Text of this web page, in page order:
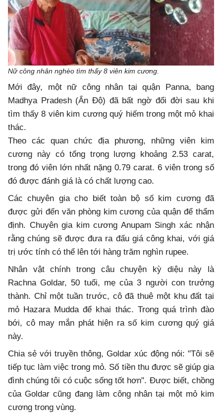
Nữ công nhân nghèo tìm thấy 8 viên kim cương.
Mới đây, một nữ công nhân tại quận Panna, bang
Madhya Pradesh (Ấn Độ) đã bất ngờ đổi đời sau khi
tìm thấy 8 viên kim cương quý hiếm trong một mỏ khai
thác.
Theo các quan chức địa phương, những viên kim
cương này có tổng trọng lượng khoảng 2.53 carat,
trong đó viên lớn nhất nặng 0.79 carat. 6 viên trong số
đó được đánh giá là có chất lượng cao.
Các chuyên gia cho biết toàn bộ số kim cương đã
được gửi đến văn phòng kim cương của quận để thẩm
định. Chuyên gia kim cương Anupam Singh xác nhận
rằng chúng sẽ được đưa ra đấu giá công khai, với giá
trị ước tính có thể lên tới hàng trăm nghìn rupee.
Nhân vật chính trong câu chuyện kỳ diệu này là
Rachna Goldar, 50 tuổi, mẹ của 3 người con trưởng
thành. Chỉ một tuần trước, cô đã thuê một khu đất tại
mỏ Hazara Mudda để khai thác. Trong quá trình đào
bới, cô may mắn phát hiện ra số kim cương quý giá
này.
Chia sẻ với truyền thông, Goldar xúc động nói: "Tôi sẽ
tiếp tục làm việc trong mỏ. Số tiền thu được sẽ giúp gia
đình chúng tôi có cuộc sống tốt hơn". Được biết, chồng
của Goldar cũng đang làm công nhân tại một mỏ kim
cương trong vùng.